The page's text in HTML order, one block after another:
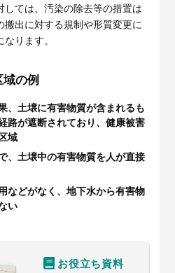
しては、汚染の除去等の措置は
搬出に対する規制や形質変更に
ります。
の例
、土壌に有害物質が含まれるも
路が遮断されており、健康被害
域
、土壌中の有害物質を人が直接
などがなく、地下水から有害物
い
お役立ち資料